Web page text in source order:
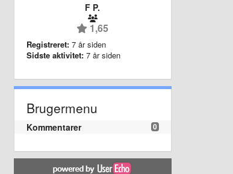
F P.
1,65
Registreret: 7 år siden
Sidste aktivitet: 7 år siden
Brugermenu
0
Kommentarer